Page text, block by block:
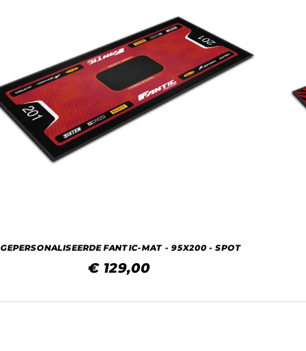
GEPERSONALISEERDE FANTIC-MAT - 95X200 - SPOT
€ 129,00